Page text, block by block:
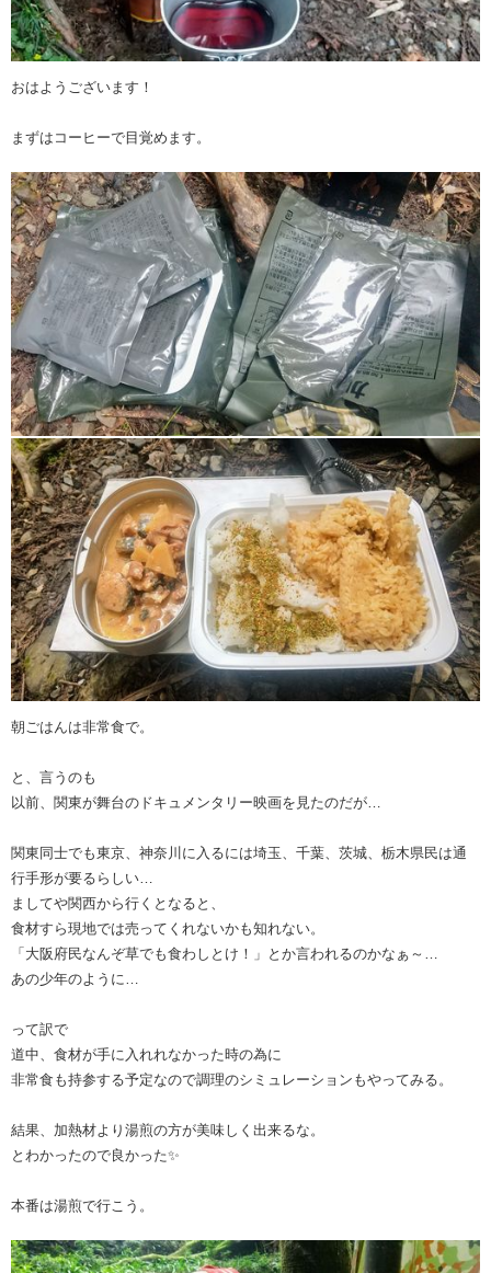
おはようございます！
まずはコーヒーで目覚めます。
朝ごはんは非常食で。
と、言うのも
以前、関東が舞台のドキュメンタリー映画を見たのだが…
関東同士でも東京、神奈川に入るには埼玉、千葉、茨城、栃木県民は通
行手形が要るらしい…
ましてや関西から行くとなると、
食材すら現地では売ってくれないかも知れない。
「大阪府民なんぞ草でも食わしとけ！」とか言われるのかなぁ～…
あの少年のように…
って訳で
道中、食材が手に入れれなかった時の為に
非常食も持参する予定なので調理のシミュレーションもやってみる。
結果、加熱材より湯煎の方が美味しく出来るな。
とわかったので良かった✨
本番は湯煎で行こう。